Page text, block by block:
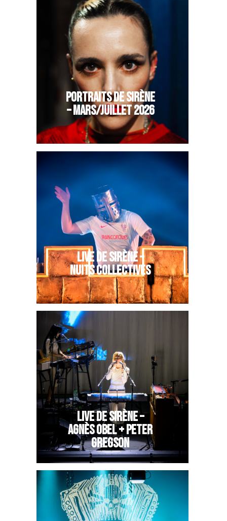
PORTRAITS DE SIRÈNE
– MARS/JUILLET 2026
LIVE DE SIRÈNE –
NUITS COLLECTIVES
LIVE DE SIRÈNE –
AGNÈS OBEL + PETER
GREGSON